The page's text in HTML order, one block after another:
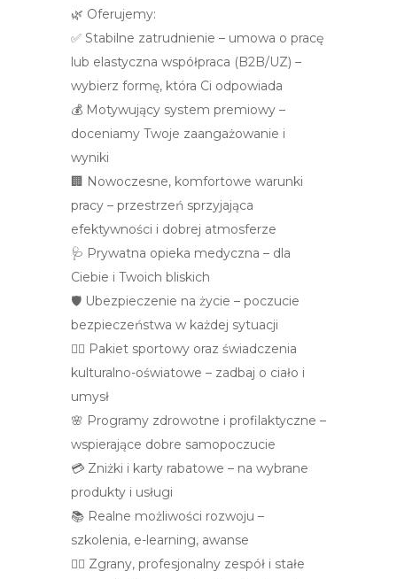
🌿 Oferujemy:
✅ Stabilne zatrudnienie – umowa o pracę
lub elastyczna współpraca (B2B/UZ) –
wybierz formę, która Ci odpowiada
💰 Motywujący system premiowy –
doceniamy Twoje zaangażowanie i
wyniki
🏢 Nowoczesne, komfortowe warunki
pracy – przestrzeń sprzyjająca
efektywności i dobrej atmosferze
🩺 Prywatna opieka medyczna – dla
Ciebie i Twoich bliskich
🛡️ Ubezpieczenie na życie – poczucie
bezpieczeństwa w każdej sytuacji
🏃‍♀️ Pakiet sportowy oraz świadczenia
kulturalno-oświatowe – zadbaj o ciało i
umysł
🌸 Programy zdrowotne i profilaktyczne –
wspierające dobre samopoczucie
💳 Zniżki i karty rabatowe – na wybrane
produkty i usługi
📚 Realne możliwości rozwoju –
szkolenia, e-learning, awanse
👩‍⚕️ Zgrany, profesjonalny zespół i stałe